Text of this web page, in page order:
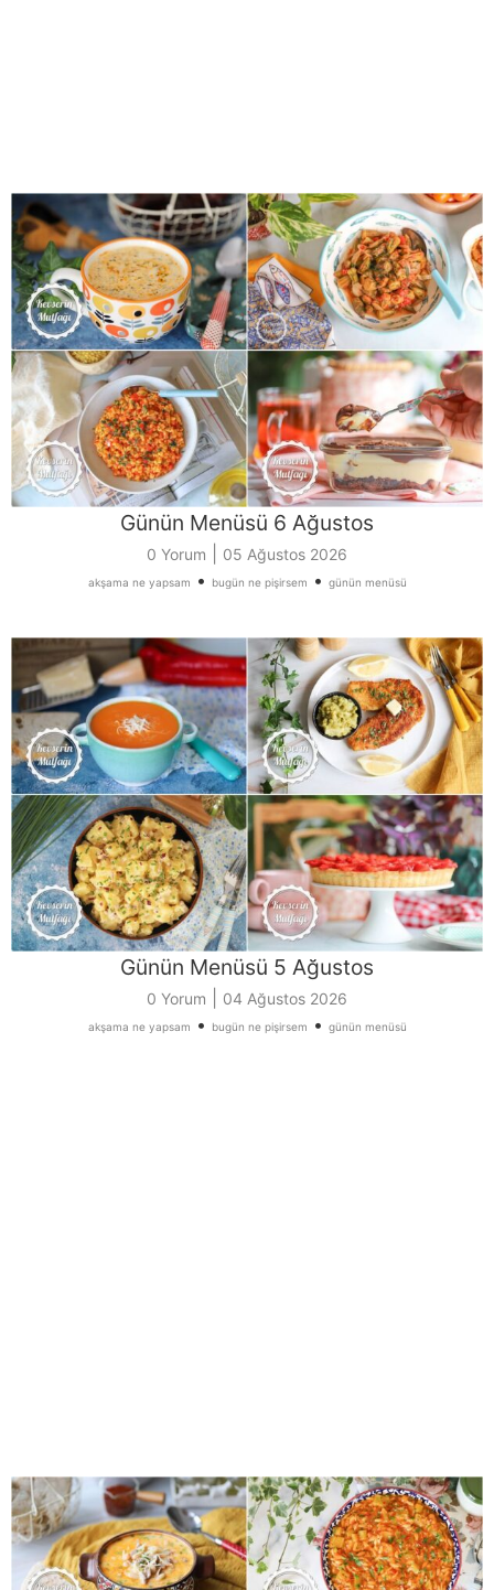
Günün Menüsü 6 Ağustos
0 Yorum 05 Ağustos 2026
akşama ne yapsam • bugün ne pişirsem • günün menüsü
Günün Menüsü 5 Ağustos
0 Yorum 04 Ağustos 2026
akşama ne yapsam • bugün ne pişirsem • günün menüsü